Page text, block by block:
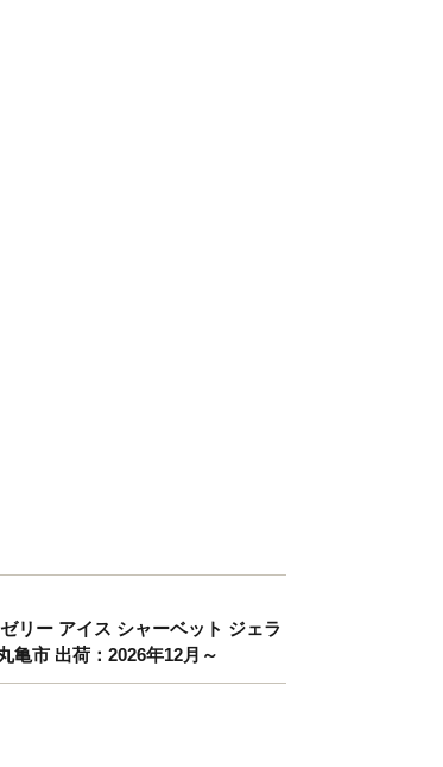
リー アイス シャーベット ジェラ
亀市 出荷：2026年12月～